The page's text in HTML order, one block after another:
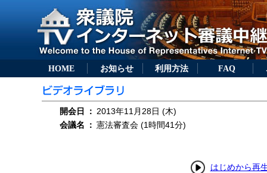
HOME お知らせ 利用方法 FAQ
開会日 ： 2013年11月28日 (木)
会議名
： 憲法審査会 (1時間41分)
はじめから再